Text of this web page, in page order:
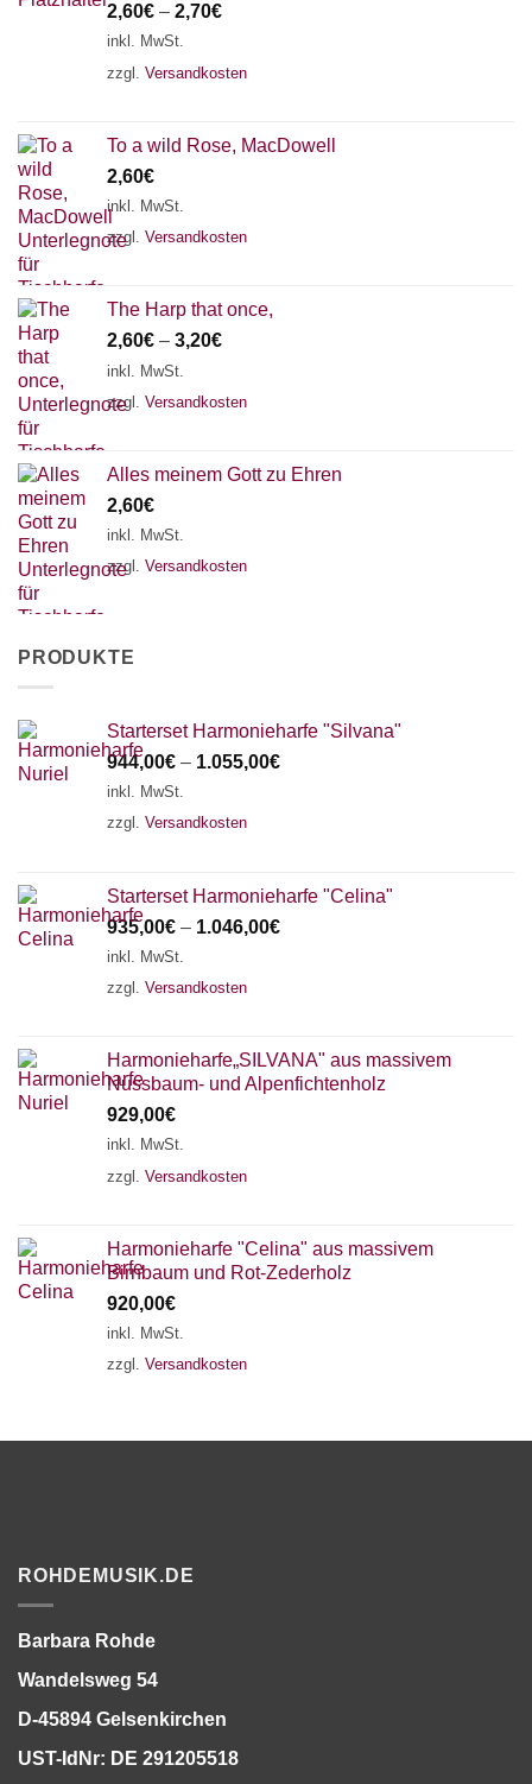
2,60€ – 2,70€
inkl. MwSt.
zzgl. Versandkosten
To a wild Rose, MacDowell
2,60€
inkl. MwSt.
zzgl. Versandkosten
The Harp that once,
2,60€ – 3,20€
inkl. MwSt.
zzgl. Versandkosten
Alles meinem Gott zu Ehren
2,60€
inkl. MwSt.
zzgl. Versandkosten
PRODUKTE
Starterset Harmonieharfe "Silvana"
944,00€ – 1.055,00€
inkl. MwSt.
zzgl. Versandkosten
Starterset Harmonieharfe "Celina"
935,00€ – 1.046,00€
inkl. MwSt.
zzgl. Versandkosten
Harmonieharfe„SILVANA" aus massivem
Nussbaum- und Alpenfichtenholz
929,00€
inkl. MwSt.
zzgl. Versandkosten
Harmonieharfe "Celina" aus massivem
Birnbaum und Rot-Zederholz
920,00€
inkl. MwSt.
zzgl. Versandkosten
ROHDEMUSIK.DE
Barbara Rohde
Wandelsweg 54
D-45894 Gelsenkirchen
UST-IdNr: DE 291205518